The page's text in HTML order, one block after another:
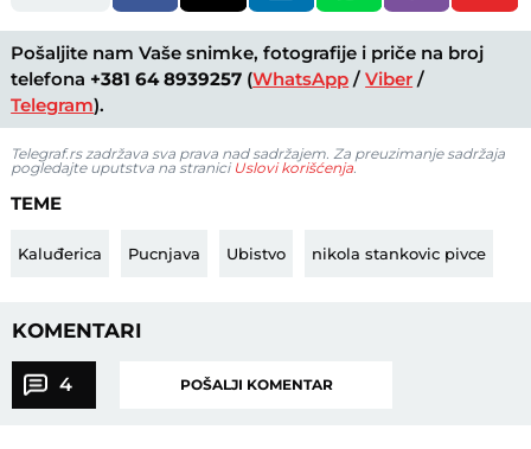
Pošaljite nam Vaše snimke, fotografije i priče na broj
telefona +381 64 8939257 (WhatsApp /Viber /
Telegram).
Telegraf.rs zadržava sva prava nad sadržajem. Za preuzimanje sadržaja
pogledajte uputstva na stranici Uslovi korišćenja.
TEME
Kaluđerica Pucnjava Ubistvo nikola stankovic pivce
KOMENTARI
4 POŠALJI KOMENTAR